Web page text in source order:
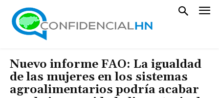
Nuevo informe FAO: La igualdad
de las mujeres en los sistemas
agroalimentarios podría acabar